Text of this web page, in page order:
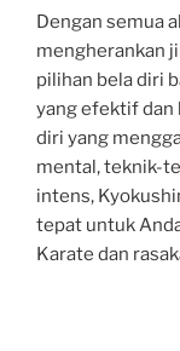
Dengan semua
mengherankan
pilihan bela diri
yang efektif dan
diri yang
mental, teknik-
intens,
tepat untuk
Karate dan